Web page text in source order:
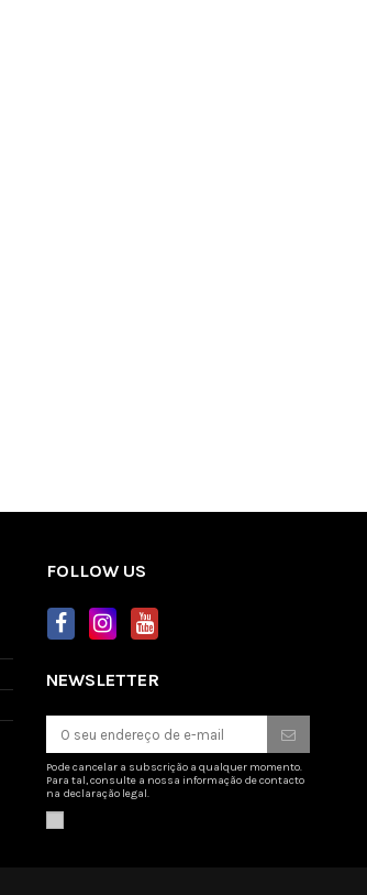
FOLLOW US
NEWSLETTER
Pode cancelar a subscrição a qualquer momento.
Para tal, consulte a nossa informação de contacto
na declaração legal.